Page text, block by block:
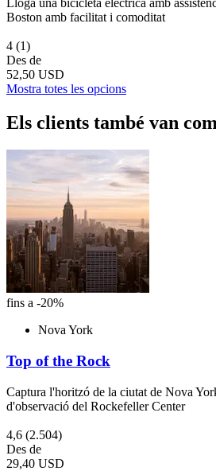
Lloga una bicicleta elèctrica amb
Boston amb facilitat i comoditat
4 (1)
Des de
52,50 USD
Mostra totes les opcions
Els clients també van
fins a -20%
Nova York
Top of the Rock
Captura l'horitzó de la ciutat de Nova
d'observació del Rockefeller Center
4,6 (2.504)
Des de
29,40 USD